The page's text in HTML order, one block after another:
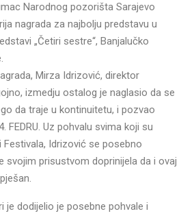
Narodnog pozorišta Sarajevo
nagrada za najbolju predstavu u
„Četiri sestre“, Banjalučko
Mirza Idrizović, direktor
izmedju ostalog je naglasio da se
da traje u kontinuitetu, i pozvao
FEDRU. Uz pohvalu svima koji su
Idrizović se posebno
svojim prisustvom doprinijela da i ovaj
je dodijelio je posebne pohvale i